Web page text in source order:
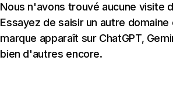
Nous n'avons trouvé aucune visite
Essayez de saisir un autre
marque apparaît sur ChatGPT,
bien d'autres encore.